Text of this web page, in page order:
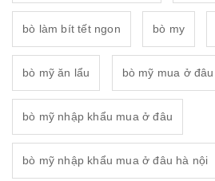
bò làm bít tết ngon bò my
bò mỹ ăn lẩu bò mỹ mua ở đâu
bò mỹ nhập khẩu mua ở đâu
bò mỹ nhập khẩu mua ở đâu hà nội